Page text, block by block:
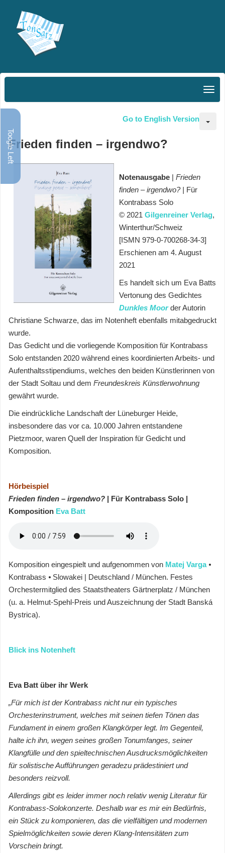
Toogle Left
Go to English Version
Frieden finden – irgendwo?
Notenausgabe| Frieden
finden – irgendwo? | Für
Kontrabass Solo
© 2021 Gilgenreiner Verlag,
Winterthur/Schweiz
[ISMN 979-0-700268-34-3]
Erschienen am 4. August
2021
Es handelt sich um Eva Batts
Vertonung des Gedichtes
Dunkles Moorder Autorin
Christiane Schwarze, das im Notenheft ebenfalls mitabgedruckt
wurde.
Das Gedicht und die vorliegende Komposition für Kontrabass
Solo entstanden 2020 während eines koordinierten Arbeits- und
Aufenthaltsstipendiums, welches den beiden Künstlerinnen von
der Stadt Soltau und dem Freundeskreis Künstlerwohnung
gewährt wurde.
Die eindrückliche Landschaft der Lüneburger Heide,
insbesondere das vor ca. 10.000 Jahren entstandene
Pietzmoor, waren Quell der Inspiration für Gedicht und
Komposition.
Hörbeispiel
Frieden finden – irgendwo? | Für Kontrabass Solo |
Komposition Eva Batt
Komposition eingespielt und aufgenommen von Matej Varga⦁
Kontrabass ⦁ Slowakei | Deutschland / München. Festes
Orchestermitglied des Staatstheaters Gärtnerplatz / München
(u. a. Helmut-Spehl-Preis und Auszeichnung der Stadt Banská
Bystrica).
Blick ins Notenheft
Eva Batt über ihr Werk
„Für mich ist der Kontrabass nicht nur ein typisches
Orchesterinstrument, welches mit seinen tiefen Tönen das
Fundament in einem großen Klangkörper legt. Im Gegenteil,
halte ich ihn, wegen seines großen Tonumfanges, seiner
Klangfülle und den spieltechnischen Ausdrucksmöglichkeiten
für solistische Aufführungen geradezu prädestiniert und
besonders reizvoll.
Allerdings gibt es leider immer noch relativ wenig Literatur für
Kontrabass-Solokonzerte. Deshalb war es mir ein Bedürfnis,
ein Stück zu komponieren, das die vielfältigen und modernen
Spielmöglichkeiten sowie deren Klang-Intensitäten zum
Vorschein bringt.